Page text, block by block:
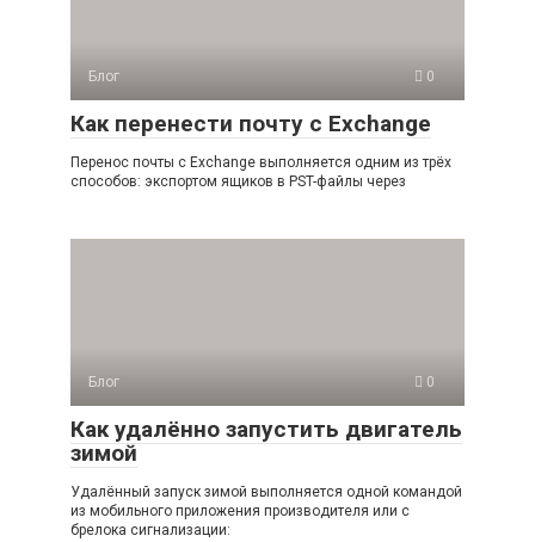
Блог 0
Как перенести почту с Exchange
Перенос почты с Exchange выполняется одним из трёх
способов: экспортом ящиков в PST-файлы через
Блог 0
Как удалённо запустить двигатель
зимой
Удалённый запуск зимой выполняется одной командой
из мобильного приложения производителя или с
брелока сигнализации: